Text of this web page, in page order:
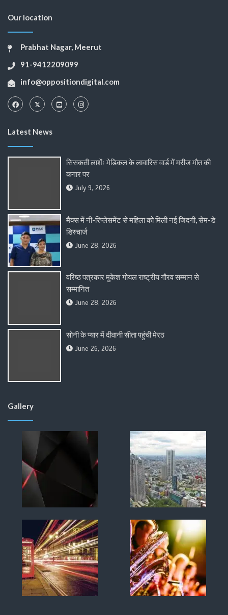
Our location
Prabhat Nagar, Meerut
91-9412209099
info@oppositiondigital.com
Latest News
सिसकती लाशेंः मेडिकल के लावारिस वार्ड में मरीज मौत की
कगार पर
July 9, 2026
मैक्स में नी-रिप्लेसमेंट से महिला को मिली नई जिंदगी, सेम-डे
डिस्चार्ज
June 28, 2026
वरिष्ठ पत्रकार मुकेश गोयल राष्ट्रीय गौरव सम्मान से
सम्मानित
June 28, 2026
सोनी के प्यार में दीवानी सीता पहुंची मेरठ
June 26, 2026
Gallery